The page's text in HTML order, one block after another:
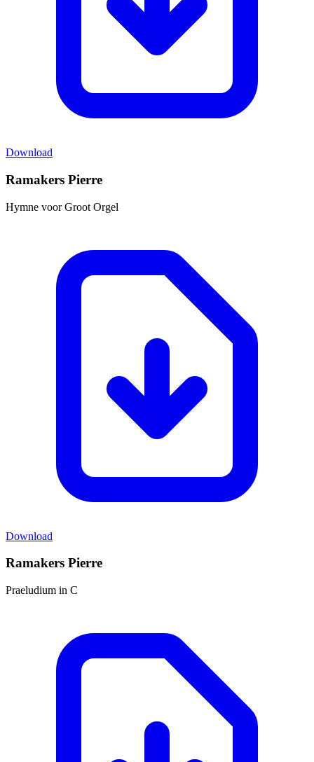
Download
Ramakers Pierre
Hymne voor Groot Orgel
Download
Ramakers Pierre
Praeludium in C